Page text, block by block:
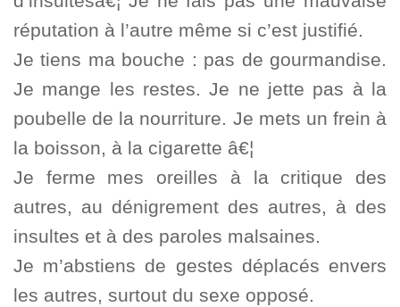
réputation à l’autre même si c’est justifié.
Je tiens ma bouche : pas de gourmandise.
Je mange les restes. Je ne jette pas à la
poubelle de la nourriture. Je mets un frein à
la boisson, à la cigarette â€¦
Je ferme mes oreilles à la critique des
autres, au dénigrement des autres, à des
insultes et à des paroles malsaines.
Je m’abstiens de gestes déplacés envers
les autres, surtout du sexe opposé.